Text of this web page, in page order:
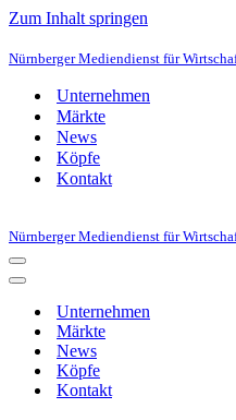
Zum Inhalt springen
Nürnberger Mediendienst für
Unternehmen
Märkte
News
Köpfe
Kontakt
Nürnberger Mediendienst für
Navigationsmenü
Navigationsmenü
Unternehmen
Märkte
News
Köpfe
Kontakt